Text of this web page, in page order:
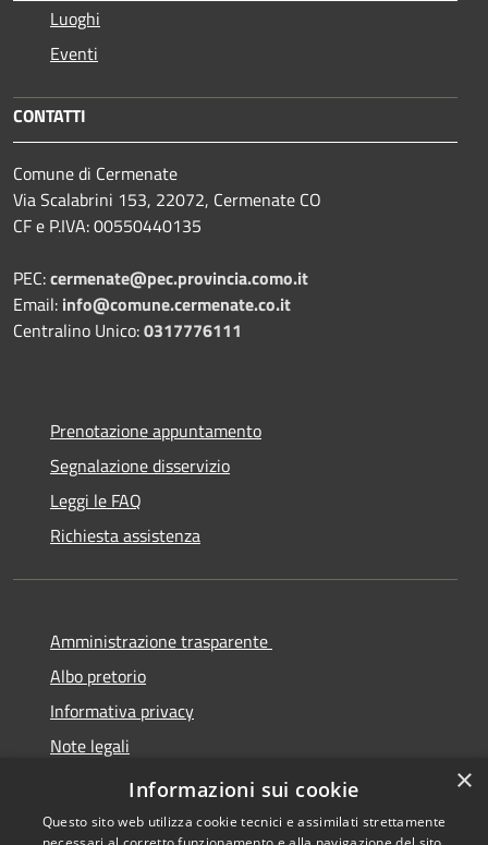
Luoghi
Eventi
CONTATTI
Comune di Cermenate
Via Scalabrini 153, 22072, Cermenate CO
CF e P.IVA: 00550440135
PEC:cermenate@pec.provincia.como.it
Email: info@comune.cermenate.co.it
Centralino Unico:0317776111
Prenotazione appuntamento
Segnalazione disservizio
Leggi le FAQ
Richiesta assistenza
Amministrazione trasparente
Albo pretorio
Informativa privacy
Note legali
Dichiarazione di accessibilità
×
Informazioni sui cookie
Questo sito web utilizza cookie tecnici e assimilati strettamente